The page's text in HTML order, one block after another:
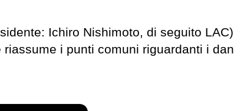
Ichiro Nishimoto, di seguito
i punti comuni riguardanti i